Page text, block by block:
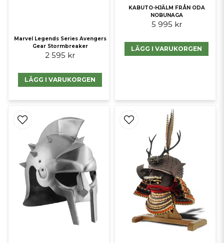
Marvel Legends Series Avengers
Gear Stormbreaker
2 595 kr
LÄGG I VARUKORGEN
KABUTO-HJÄLM FRÅN ODA
NOBUNAGA
5 995 kr
LÄGG I VARUKORGEN